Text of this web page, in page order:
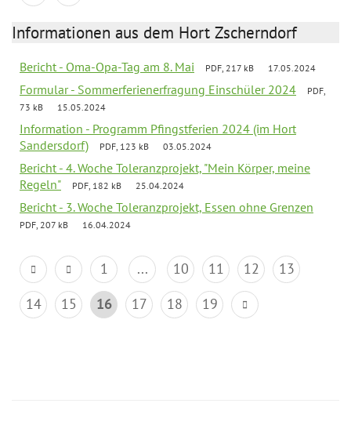
Informationen aus dem Hort Zscherndorf
Bericht - Oma-Opa-Tag am 8. Mai PDF, 217 kB 17.05.2024
Formular - Sommerferienerfragung Einschüler 2024
PDF,
73 kB
15.05.2024
Information - Programm Pfingstferien 2024 (im Hort
Sandersdorf)
PDF, 123 kB 03.05.2024
Bericht - 4. Woche Toleranzprojekt, "Mein Körper, meine
Regeln"
PDF, 182 kB 25.04.2024
Bericht - 3. Woche Toleranzprojekt, Essen ohne Grenzen
PDF, 207 kB 16.04.2024
1 ... 10 11 12
13
14
15 16 17 18 19